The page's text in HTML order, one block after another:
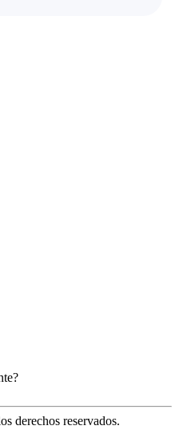
derechos reservados.